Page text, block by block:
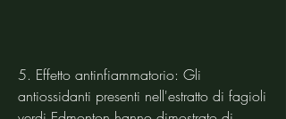
5. Effetto antinfiammatorio: Gli
antiossidanti presenti nell'estratto di fagioli